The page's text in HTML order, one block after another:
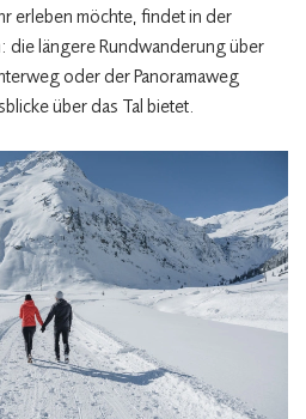
erleben möchte, findet in der
die längere Rundwanderung über
oder der Panoramaweg
über das Tal bietet.